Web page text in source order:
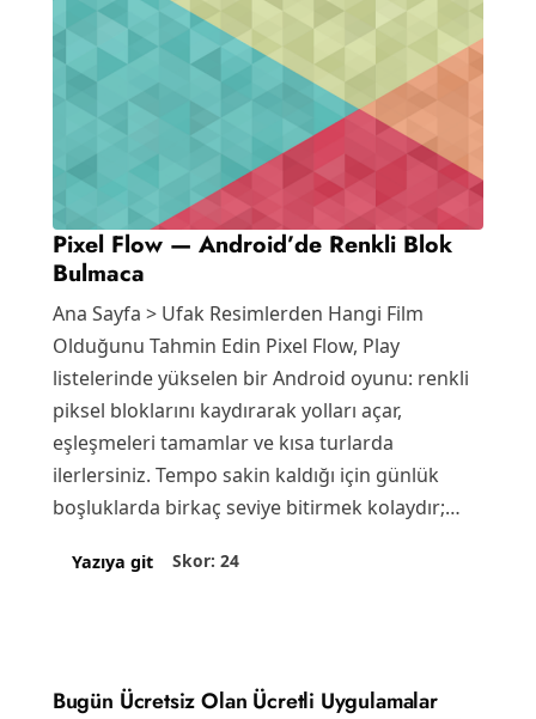
Pixel Flow — Android’de Renkli Blok
Bulmaca
Ana Sayfa > Ufak Resimlerden Hangi Film
Olduğunu Tahmin Edin Pixel Flow, Play
listelerinde yükselen bir Android oyunu: renkli
piksel bloklarını kaydırarak yolları açar,
eşleşmeleri tamamlar ve kısa turlarda
ilerlersiniz. Tempo sakin kaldığı için günlük
boşluklarda birkaç seviye bitirmek kolaydır;
Yazıya git Skor: 24
Bugün Ücretsiz Olan Ücretli Uygulamalar